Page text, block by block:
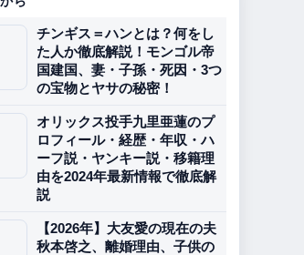
チンギス＝ハンとは？何をし
た人か徹底解説！モンゴル帝
国建国、妻・子孫・死因・3つ
の宝物とヤサの秘密！
オリックス投手九里亜蓮のプ
ロフィール・経歴・年収・ハ
ーフ説・ヤンキー説・移籍理
由を2024年最新情報で徹底解
説
【2026年】大友愛の現在の夫
秋本啓之、離婚理由、子供の